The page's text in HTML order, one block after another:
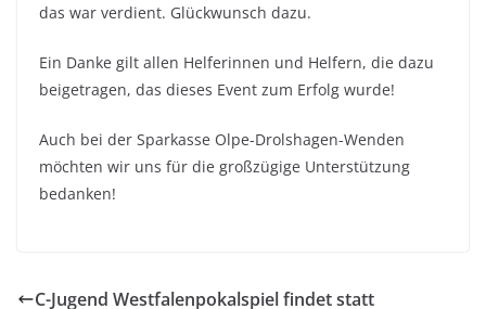
das war verdient. Glückwunsch dazu.
Ein Danke gilt allen Helferinnen und Helfern, die dazu
beigetragen, das dieses Event zum Erfolg wurde!
Auch bei der Sparkasse Olpe-Drolshagen-Wenden
möchten wir uns für die großzügige Unterstützung
bedanken!
C-Jugend Westfalenpokalspiel findet statt